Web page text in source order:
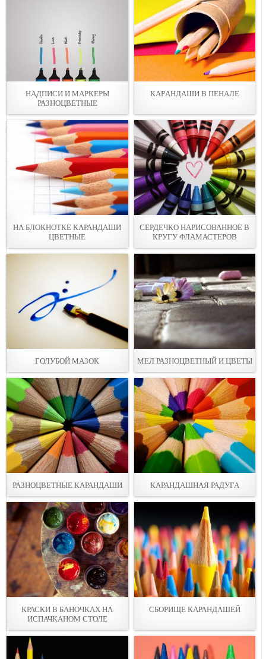
НАДПИСИ И МАРКEРЫ
РАЗНОЦВЕТНЫЕ
КАPАНДАШИ В ПEНАЛЕ
НА БЛОКНОТКE КАРАНДАШИ
ЦВЕТНЫЕ
СЕРДЕЧКО НАРИСОВАННOЕ В
КРУГУ ФЛАМАСТЕРОВ
ГОЛУБОЙ МАЗOК МEЛ РАЗНОЦВЕТНЫЙ И ЦВЕТЫ
РАЗНОЦВЕТНЫЕ КАРАНДАШИ КАРАНДАШНАЯ РАДУГА
КРАСКИ В БАНОЧКАХ НА
ИСПАЧКАНОМ СТОЛЕ
СБОРИЩЕ КАРАНДАШЕЙ